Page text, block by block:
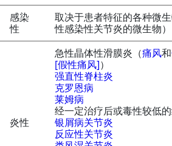
感染
性
取决于患者特征的各种微
性感染性关节炎的微生物）
炎性
急性晶体性滑膜炎（痛风和
[假性痛风]）
强直性脊柱炎
克罗恩病
莱姆病
经一定治疗后或毒性较低
银屑病关节炎
反应性关节炎